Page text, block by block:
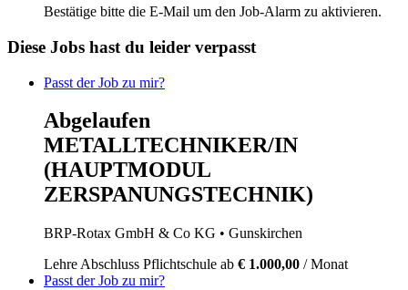
Bestätige bitte die E-Mail um den Job-Alarm zu aktivieren.
Diese Jobs hast du leider verpasst
Passt der Job zu mir?
Abgelaufen
METALLTECHNIKER/IN
(HAUPTMODUL
ZERSPANUNGSTECHNIK)
BRP-Rotax GmbH & Co KG • Gunskirchen
Lehre Abschluss Pflichtschule ab € 1.000,00 / Monat
Passt der Job zu mir?